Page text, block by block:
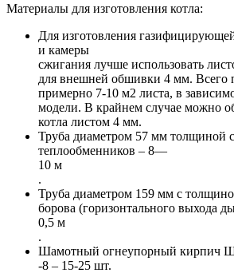
Материалы для изготовления котла:
Для изготовления
и камеры
сжигания лучше использовать
для внешней обшивки 4 мм. Всего
примерно 7-10 м2 листа, в
модели. В крайнем случае можно
котла листом 4 мм.
Труба диаметром 57 мм толщиной
теплообменников – 8—
10 м
.
Труба диаметром 159 мм с
борова (горизонтального выхода
0,5 м
.
Шамотный огнеупорный кирпич
-8 – 15-25 шт.